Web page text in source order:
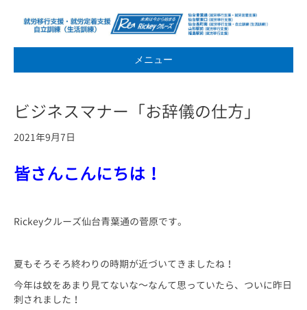
メニュー
ビジネスマナー「お辞儀の仕方」
2021年9月7日
皆さんこんにちは！
Rickeyクルーズ仙台青葉通の菅原です。
夏もそろそろ終わりの時期が近づいてきましたね！
今年は蚊をあまり見てないな～なんて思っていたら、ついに昨日
刺されました！